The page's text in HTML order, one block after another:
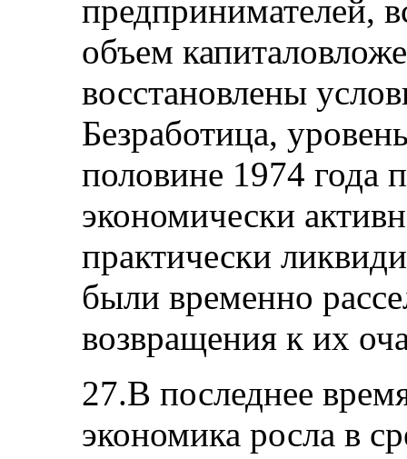
предпринимателей,
объем
восстановлены
Безработица,
половине 1974 года
экономически
практически
были временно
возвращения к их
27.В последнее
экономика росла в